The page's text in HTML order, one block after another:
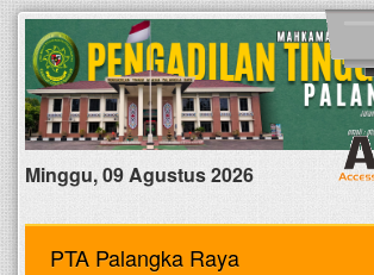
Minggu, 09 Agustus 2026
PTA Palangka Raya